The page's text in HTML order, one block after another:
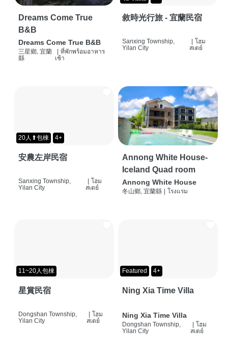
Dreams Come True
B&B
Dreams Come True B&B
三星鄉, 宜蘭
縣
| ที่พักพร้อมอาหาร
เช้า
敘時光行旅 - 宜蘭民宿
Sanxing Township,
Yilan City
| โฮม
สเตย์
20人⬆包棟 4+
安農左岸民宿
Sanxing Township,
Yilan City
| โฮม
สเตย์
Annong White House-
Iceland Quad room
Annong White House
冬山鄉, 宜蘭縣 | โรงแรม
11~20人包棟
星賞民宿
Dongshan Township,
Yilan City
โฮม
สเตย์
Featured 4+
Ning Xia Time Villa
Ning Xia Time Villa
Dongshan Township,
Yilan City
โฮม
สเตย์